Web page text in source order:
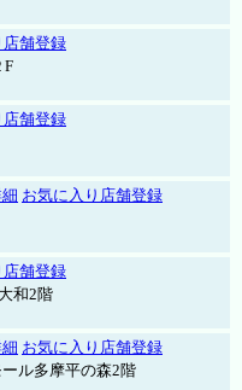
店舗登録
F
店舗登録
お気に入り店舗登録
店舗登録
和2階
お気に入り店舗登録
ル多摩平の森2階